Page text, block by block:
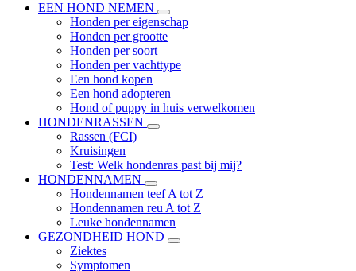
EEN HOND NEMEN
Honden per eigenschap
Honden per grootte
Honden per soort
Honden per vachttype
Een hond kopen
Een hond adopteren
Hond of puppy in huis verwelkomen
HONDENRASSEN
Rassen (FCI)
Kruisingen
Test: Welk hondenras past bij mij?
HONDENNAMEN
Hondennamen teef A tot Z
Hondennamen reu A tot Z
Leuke hondennamen
GEZONDHEID HOND
Ziektes
Symptomen